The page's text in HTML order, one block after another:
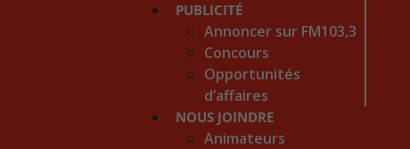
PUBLICITÉ
Annoncer sur FM103,3
Concours
Opportunités
d’affaires
NOUS JOINDRE
Animateurs